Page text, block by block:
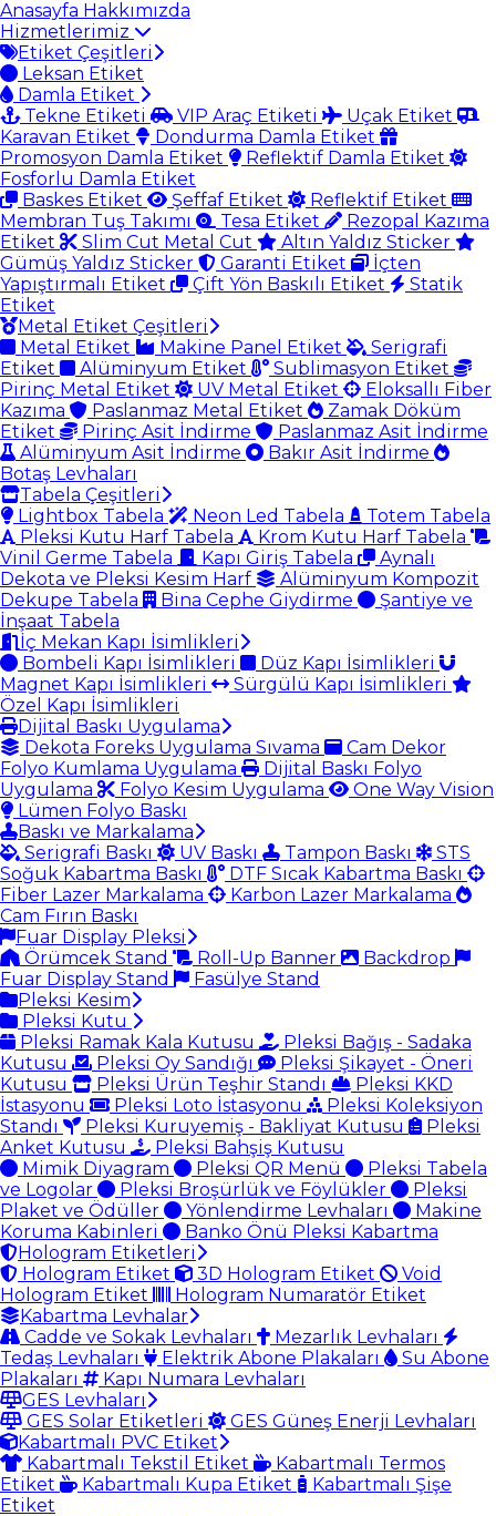
Anasayfa Hakkımızda
Hizmetlerimiz
Etiket Çeşitleri
Leksan Etiket
Damla Etiket
Tekne Etiketi
VIP Araç Etiketi
Uçak Etiket
Karavan Etiket
Dondurma Damla Etiket
Promosyon Damla Etiket
Reflektif Damla Etiket
Fosforlu Damla Etiket
Baskes Etiket
Şeffaf Etiket
Reflektif Etiket
Membran Tuş Takımı
Tesa Etiket
Rezopal Kazıma
Etiket
Slim Cut Metal Cut
Altın Yaldız Sticker
Gümüş Yaldız Sticker
Garanti Etiket
İçten
Yapıştırmalı Etiket
Çift Yön Baskılı Etiket
Statik
Etiket
Metal Etiket Çeşitleri
Metal Etiket
Makine Panel Etiket
Serigrafi
Etiket
Alüminyum Etiket
Sublimasyon Etiket
Pirinç Metal Etiket
UV Metal Etiket
Eloksallı Fiber
Kazıma
Paslanmaz Metal Etiket
Zamak Döküm
Etiket
Pirinç Asit İndirme
Paslanmaz Asit İndirme
Alüminyum Asit İndirme
Bakır Asit İndirme
Botaş Levhaları
Tabela Çeşitleri
Lightbox Tabela
Neon Led Tabela
Totem Tabela
Pleksi Kutu Harf Tabela
Krom Kutu Harf Tabela
Vinil Germe Tabela
Kapı Giriş Tabela
Aynalı
Dekota ve Pleksi Kesim Harf
Alüminyum Kompozit
Dekupe Tabela
Bina Cephe Giydirme
Şantiye ve
İnşaat Tabela
İç Mekan Kapı İsimlikleri
Bombeli Kapı İsimlikleri
Düz Kapı İsimlikleri
Magnet Kapı İsimlikleri
Sürgülü Kapı İsimlikleri
Özel Kapı İsimlikleri
Dijital Baskı Uygulama
Dekota Foreks Uygulama Sıvama
Cam Dekor
Folyo Kumlama Uygulama
Dijital Baskı Folyo
Uygulama
Folyo Kesim Uygulama
One Way Vision
Lümen Folyo Baskı
Baskı ve Markalama
Serigrafi Baskı
UV Baskı Tampon Baskı
STS
Soğuk Kabartma Baskı
DTF Sıcak Kabartma Baskı
Fiber Lazer Markalama
Karbon Lazer Markalama
Cam Fırın Baskı
Fuar Display Pleksi
Örümcek Stand
Roll-Up Banner
Backdrop
Fuar Display Stand
Fasülye Stand
Pleksi Kesim
Pleksi Kutu
Pleksi Ramak Kala Kutusu
Pleksi Bağış - Sadaka
Kutusu
Pleksi Oy Sandığı
Pleksi Şikayet - Öneri
Kutusu
Pleksi Ürün Teşhir Standı
Pleksi KKD
İstasyonu
Pleksi Loto İstasyonu
Pleksi Koleksiyon
Standı
Pleksi Kuruyemiş - Bakliyat Kutusu
Pleksi
Anket Kutusu
Pleksi Bahşiş Kutusu
Mimik Diyagram
Pleksi QR Menü
Pleksi Tabela
ve Logolar
Pleksi Broşürlük ve Föylükler
Pleksi
Plaket ve Ödüller
Yönlendirme Levhaları
Makine
Koruma Kabinleri
Banko Önü Pleksi Kabartma
Hologram Etiketleri
Hologram Etiket
3D Hologram Etiket
Void
Hologram Etiket
Hologram Numaratör Etiket
Kabartma Levhalar
Cadde ve Sokak Levhaları
Mezarlık Levhaları
Tedaş Levhaları
Elektrik Abone Plakaları
Su Abone
Plakaları
Kapı Numara Levhaları
GES Levhaları
GES Solar Etiketleri
GES Güneş Enerji Levhaları
Kabartmalı PVC Etiket
Kabartmalı Tekstil Etiket
Kabartmalı Termos
Etiket
Kabartmalı Kupa Etiket
Kabartmalı Şişe
Etiket